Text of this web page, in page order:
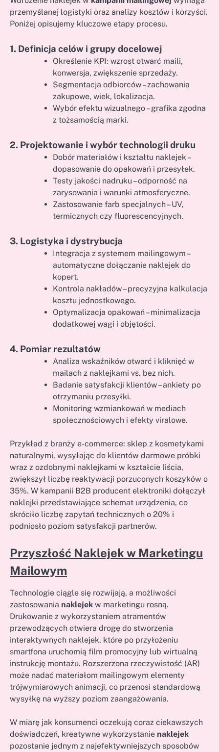
przemyślanej logistyki oraz analizy kosztów i korzyści.
Poniżej opisujemy kluczowe etapy procesu.
1. Definicja celów i grupy docelowej
Określenie KPI: wzrost otwarć maili,
konwersja, zwiększenie sprzedaży.
Segmentacja odbiorców – zachowania
zakupowe, wiek, lokalizacja.
Wybór efektu wizualnego – grafika zgodna
z tożsamością marki.
2. Projektowanie i wybór technologii druku
Dobór materiałów i kształtu naklejek –
dopasowanie do opakowań i przesyłek.
Testy jakości nadruku – odporność na
zarysowania i warunki atmosferyczne.
Zastosowanie farb specjalnych – UV,
termicznych czy fluorescencyjnych.
3. Logistyka i dystrybucja
Integracja z systemem mailingowym –
automatyczne dołączanie naklejek do
kopert.
Kontrola nakładów – precyzyjna kalkulacja
kosztu jednostkowego.
Optymalizacja opakowań – minimalizacja
dodatkowej wagi i objętości.
4. Pomiar rezultatów
Analiza wskaźników otwarć i kliknięć w
mailach z naklejkami vs. bez nich.
Badanie satysfakcji klientów – ankiety po
otrzymaniu przesyłki.
Monitoring wzmiankowań w mediach
społecznościowych i efekty viralowe.
Przykład z branży e-commerce: sklep z kosmetykami
naturalnymi, wysyłając do klientów darmowe próbki
wraz z ozdobnymi naklejkami w kształcie liścia,
zwiększył liczbę reaktywacji porzuconych koszyków o
35%. W kampanii B2B producent elektroniki dołączył
naklejki przedstawiające schemat urządzenia, co
skróciło liczbę zapytań technicznych o 20% i
podniosło poziom satysfakcji partnerów.
Przyszłość Naklejek w Marketingu
Mailowym
Technologie ciągle się rozwijają, a możliwości
zastosowania naklejek w marketingu rosną.
Drukowanie z wykorzystaniem atramentów
przewodzących otwiera drogę do stworzenia
interaktywnych naklejek, które po przyłożeniu
smartfona uruchomią film promocyjny lub wirtualną
instrukcję montażu. Rozszerzona rzeczywistość (AR)
może nadać materiałom mailingowym elementy
trójwymiarowych animacji, co przenosi standardową
wysyłkę na wyższy poziom zaangażowania.
W miarę jak konsumenci oczekują coraz ciekawszych
doświadczeń, kreatywne wykorzystanie naklejek
pozostanie jednym z najefektywniejszych sposobów